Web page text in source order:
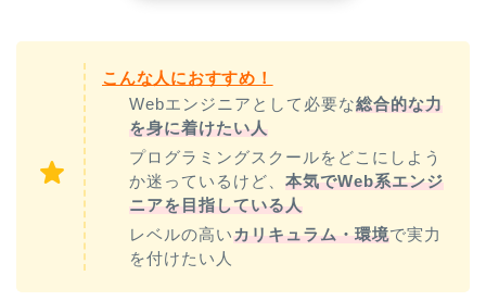
こんな人におすすめ！
Webエンジニアとして必要な総合的な力
を身に着けたい人
プログラミングスクールをどこにしよう
か迷っているけど、 本気でWeb系エンジ
ニアを目指している人
レベルの高いカリキュラム・環境で実力
を付けたい人